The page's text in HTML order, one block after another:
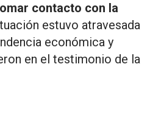
contacto con la
estuvo atravesada
económica y
en el testimonio de la